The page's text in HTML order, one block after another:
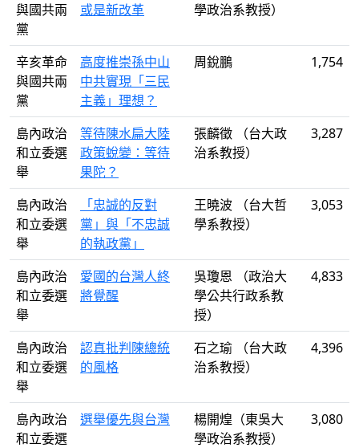
與國共兩
黨
或是新改革
學政治系教授）
辛亥革命
與國共兩
黨
高度推崇孫中山
中共實現「三民
主義」理想？
周銳鵬 1,754
島內政治
和立委選
舉
等待陳水扁大陸
政策蛻變：等待
果陀？
張麟徵 （台大政
治系教授）
3,287
島內政治
和立委選
舉
「忠誠的反對
黨」與「不忠誠
的執政黨」
王曉波 （台大哲
學系教授）
3,053
島內政治
和立委選
舉
愛國的台灣人終
將覺醒
吳瓊恩 （政治大
學公共行政系教
授）
4,833
島內政治
和立委選
舉
認真批判陳總統
的風格
石之瑜 （台大政
治系教授）
4,396
島內政治
和立委選
選舉優先與台灣
楊開煌（東吳大
學政治系教授）
3,080